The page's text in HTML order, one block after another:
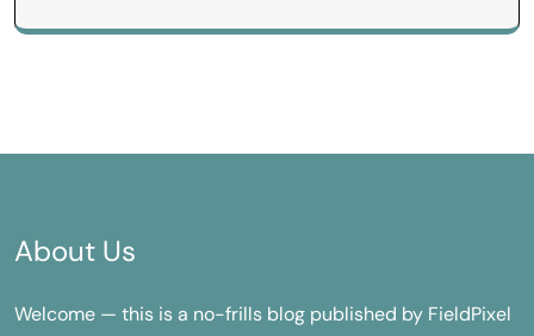
About Us
Welcome — this is a no-frills blog published by FieldPixel